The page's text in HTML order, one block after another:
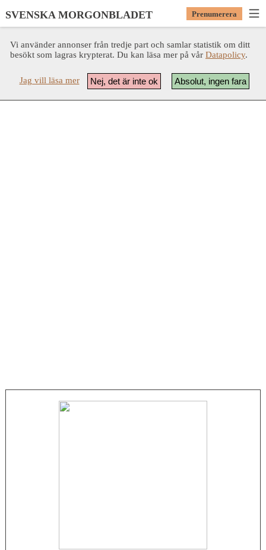
Vi använder annonser från tredje part och samlar statistik om ditt
besökt som lagras krypterat. Du kan läsa mer på vår Datapolicy.
Absolut, ingen fara
Nej, det är inte ok
Jag vill läsa mer
SVENSKA MORGONBLADET Prenumerera